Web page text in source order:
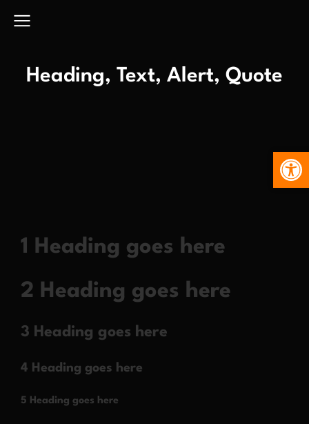
Heading, Text, Alert, Quote
1 Heading goes here
2 Heading goes here
3 Heading goes here
4 Heading goes here
5 Heading goes here